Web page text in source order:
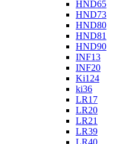
HND65
HND73
HND80
HND81
HND90
INF13
INF20
Ki124
ki36
LR17
LR20
LR21
LR39
LR40